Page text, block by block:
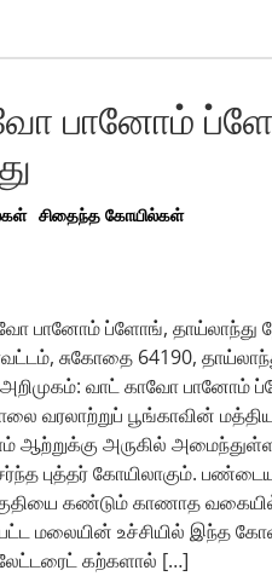
பானோம்
சிதைந்த கோயில்கள்
பானோம் ப்ளோங், தாய்லாந்து
சுகோதை 64190,
வாட் காவோ பானோம்
வரலாற்றுப் பூங்காவின்
ஆற்றுக்கு அருகில்
புத்தர் கோயிலாகும்.
கண்டும் காணாத
மலையின் உச்சியில் இந்த
கற்களால் […]